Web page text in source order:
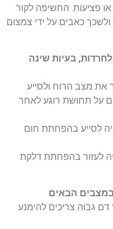
פציעות. החשיפה לקור
כאבים על ידי צמצום
בעיות שינה
את מצב הרוח ולסייע
על תחושת רוגע לאחר
לסייע בהפחתת חום
לעזור בהפחתת דלקת
הבאים
גבוה צריכים להימנע